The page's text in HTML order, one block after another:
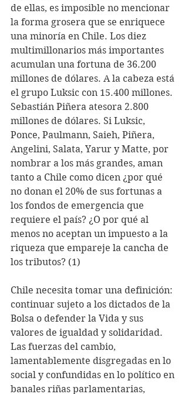
de ellas, es imposible no mencionar
la forma grosera que se enriquece
una minoría en Chile. Los diez
multimillonarios más importantes
acumulan una fortuna de 36.200
millones de dólares. A la cabeza está
el grupo Luksic con 15.400 millones.
Sebastián Piñera atesora 2.800
millones de dólares. Si Luksic,
Ponce, Paulmann, Saieh, Piñera,
Angelini, Salata, Yarur y Matte, por
nombrar a los más grandes, aman
tanto a Chile como dicen ¿por qué
no donan el 20% de sus fortunas a
los fondos de emergencia que
requiere el país? ¿O por qué al
menos no aceptan un impuesto a la
riqueza que empareje la cancha de
los tributos? (1)
Chile necesita tomar una definición:
continuar sujeto a los dictados de la
Bolsa o defender la Vida y sus
valores de igualdad y solidaridad.
Las fuerzas del cambio,
lamentablemente disgregadas en lo
social y confundidas en lo político en
banales riñas parlamentarias,